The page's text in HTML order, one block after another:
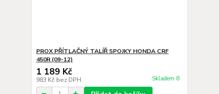
PROX PŘÍTLAČNÝ TALÍŘ SPOJKY HONDA CRF
450R (09-12)
1 189 Kč
983 Kč bez DPH Skladem 8